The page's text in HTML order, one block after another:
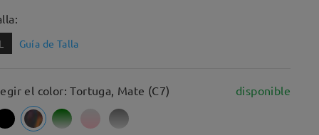
L Guía de Talla
el color: Tortuga, Mate (C7) disponible